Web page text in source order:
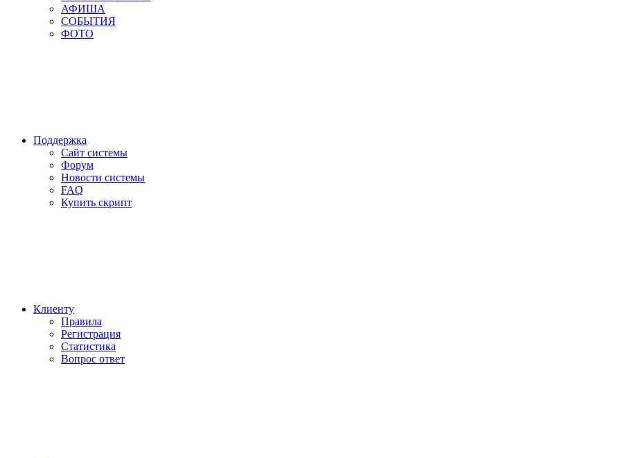
АФИША
СОБЫТИЯ
ФОТО
Поддержка
Сайт системы
Форум
Новости системы
FAQ
Купить скрипт
Клиенту
Правила
Регистрация
Статистика
Вопрос ответ